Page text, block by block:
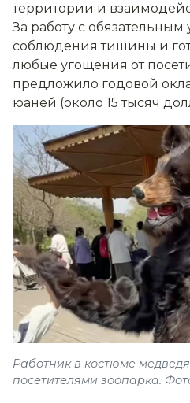
территории и
За работу с обязательным
соблюдения тишины и
любые угощения от
предложило годовой
юаней (около 15 тысяч
Работник в костюме
посетителями зоопарка.